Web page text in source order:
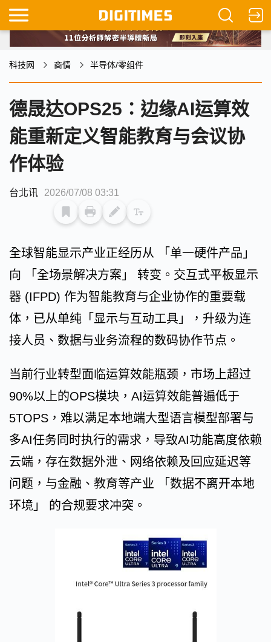
科技网 商情 半导体/零组件
德晟达OPS25：边缘AI运算效
能重新定义智能教育与会议协
作体验
台北讯 2026/07/08 03:31
全球智能显示产业正经历从 「单一硬件产品」
向 「全场景解决方案」 转变。交互式平板显示
器 (IFPD) 作为智能教育与企业协作的重要载
体，已从单纯「显示与互动工具」，升级为连
接人员、数据与业务流程的数码协作节点。
当前行业转型面临运算效能瓶颈，市场上超过
90%以上的OPS模块，AI运算效能普遍低于
5TOPS，难以满足本地端大型语言模型部署与
多AI任务同时执行的需求，导致AI功能高度依赖
云端，存在数据外泄、网络依赖及回应延迟等
问题，与金融、教育等产业 「数据不离开本地
环境」 的合规要求冲突。